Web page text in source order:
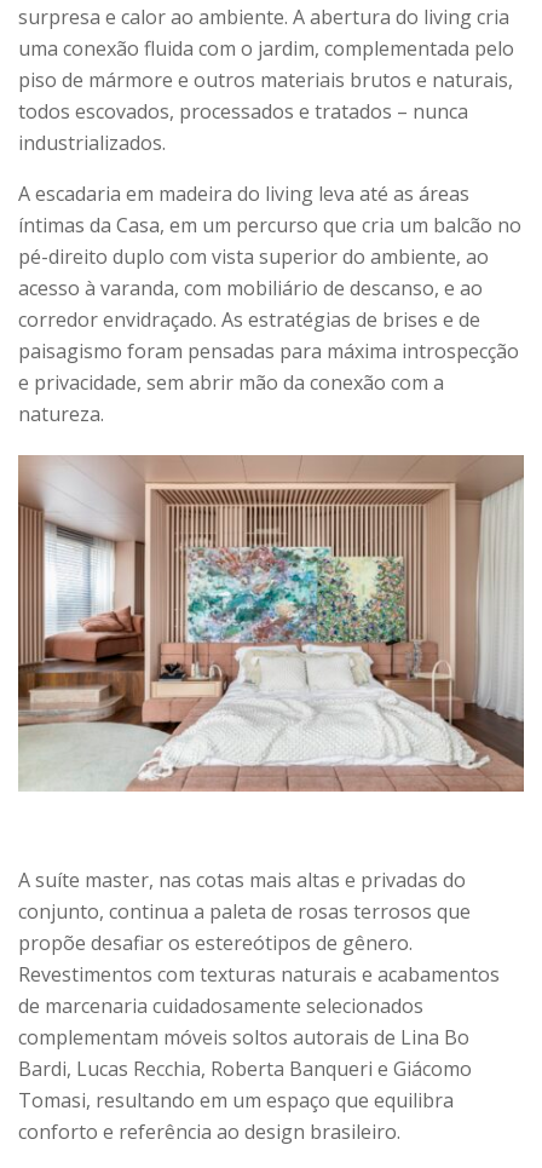
surpresa e calor ao ambiente. A abertura do living cria
uma conexão fluida com o jardim, complementada pelo
piso de mármore e outros materiais brutos e naturais,
todos escovados, processados e tratados – nunca
industrializados.
A escadaria em madeira do living leva até as áreas
íntimas da Casa, em um percurso que cria um balcão no
pé-direito duplo com vista superior do ambiente, ao
acesso à varanda, com mobiliário de descanso, e ao
corredor envidraçado. As estratégias de brises e de
paisagismo foram pensadas para máxima introspecção
e privacidade, sem abrir mão da conexão com a
natureza.
A suíte master, nas cotas mais altas e privadas do
conjunto, continua a paleta de rosas terrosos que
propõe desafiar os estereótipos de gênero.
Revestimentos com texturas naturais e acabamentos
de marcenaria cuidadosamente selecionados
complementam móveis soltos autorais de Lina Bo
Bardi, Lucas Recchia, Roberta Banqueri e Giácomo
Tomasi, resultando em um espaço que equilibra
conforto e referência ao design brasileiro.